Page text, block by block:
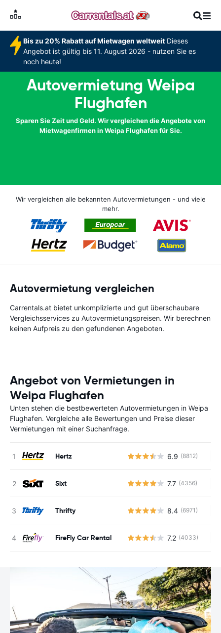
Bis zu 20% Rabatt auf Mietwagen weltweitDieses
Angebot ist gültig bis 11. August 2026 - nutzen Sie es
noch heute!
Autovermietung Weipa
Flughafen
Sparen Sie Zeit und Geld. Wir vergleichen die Angebote von
Mietwagenfirmen in Weipa Flughafen für Sie.
Wir vergleichen alle bekannten Autovermietungen - und viele
mehr.
Autovermietung vergleichen
Carrentals.at bietet unkomplizierte und gut überschaubare
Vergleichsservices zu Autovermietungspreisen. Wir berechnen
keinen Aufpreis zu den gefundenen Angeboten.
Angebot von Vermietungen in
Weipa Flughafen
Unten stehen die bestbewerteten Autovermietungen in Weipa
Flughafen. Vergleiche alle Bewertungen und Preise dieser
Vermietungen mit einer Suchanfrage.
Hertz 6.9 (8812)
Sixt 7.7 (4356)
Thrifty 8.4 (6971)
FireFly Car Rental 7.2 (4033)